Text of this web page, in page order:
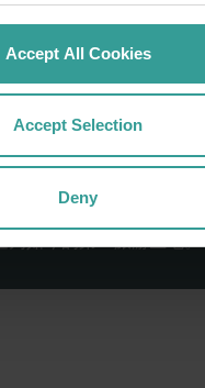
Accept All Cookies
Accept Selection
Deny
向过去及现任长老表达敬
亚原住民的多样性，并
社区的持续联系。我们认
代做出的卓越贡献，是他
为如今的第一旅游圣地。